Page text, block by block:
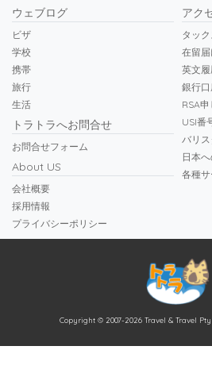
ウェブログ
ビザ
学校
携帯
旅行
生活
トラトラへお問合せ
お問合せフォーム
About US
会社概要
採用情報
プライバシーポリシー
アク
タッ
在留
英文
銀行
RSA
USI番
バリ
日本
各種
Copyright © 2007-2026 Travel & Travel